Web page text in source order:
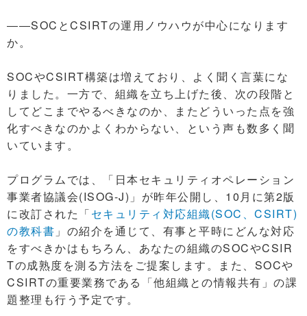
――SOCとCSIRTの運用ノウハウが中心になります
か。
SOCやCSIRT構築は増えており、よく聞く言葉にな
りました。一方で、組織を立ち上げた後、次の段階と
してどこまでやるべきなのか、またどういった点を強
化すべきなのかよくわからない、という声も数多く聞
いています。
プログラムでは、「日本セキュリティオペレーション
事業者協議会(ISOG-J)」が昨年公開し、10月に第2版
に改訂された「セキュリティ対応組織(SOC、CSIRT)
の教科書 」の紹介を通じて、有事と平時にどんな対応
をすべきかはもちろん、あなたの組織のSOCやCSIR
Tの成熟度を測る方法をご提案します。また、SOCや
CSIRTの重要業務である「他組織との情報共有」の課
題整理も行う予定です。